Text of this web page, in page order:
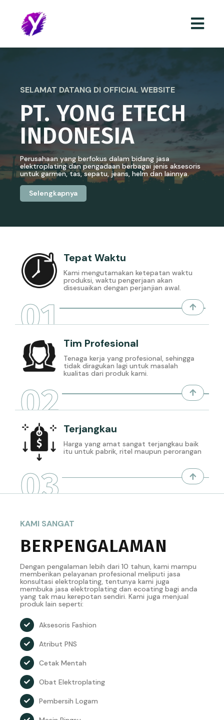
SELAMAT DATANG DI OFFICIAL WEBSITE
PT. YONG ETECH
INDONESIA
Perusahaan yang berfokus dalam bidang jasa
elektroplating dan pengadaan berbagai jenis aksesoris
untuk garmen, tas, sepatu, jeans, helm dan lainnya.
Selengkapnya
Tepat Waktu
Kami mengutamakan ketepatan waktu
produksi, waktu pengerjaan akan
disesuaikan dengan perjanjian awal.
01
Tim Profesional
Tenaga kerja yang profesional, sehingga
tidak diragukan lagi untuk masalah
kualitas dari produk kami.
02
Terjangkau
Harga yang amat sangat terjangkau baik
itu untuk pabrik, ritel maupun perorangan
03
KAMI SANGAT
BERPENGALAMAN
Dengan pengalaman lebih dari 10 tahun, kami mampu
memberikan pelayanan profesional meliputi jasa
konsultasi elektroplating, tentunya kami juga
membuka jasa elektroplating dan ecoating bagi anda
yang tak mau kerepotan sendiri. Kami juga menjual
produk lain seperti:
Aksesoris Fashion
Atribut PNS
Cetak Mentah
Obat Elektroplating
Pembersih Logam